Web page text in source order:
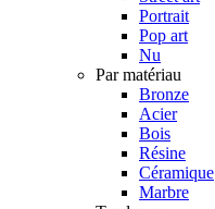
Portrait
Pop art
Nu
Par matériau
Bronze
Acier
Bois
Résine
Céramique
Marbre